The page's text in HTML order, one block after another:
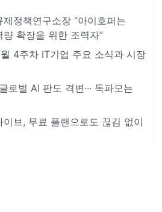
정책연구소장 “아이호퍼는
확장을 위한 조력자”
4주차 IT기업 주요 소식과 시장
벌 AI 판도 격변··· 독파모는
브, 무료 플랜으로도 끊김 없이